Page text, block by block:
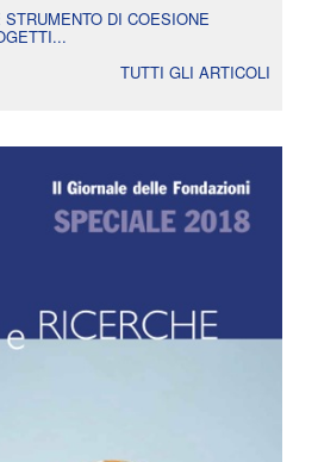
DI COESIONE
TUTTI GLI ARTICOLI